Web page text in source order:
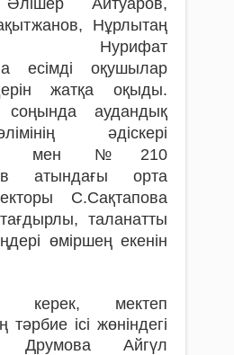
Нұрлытаң
Нурифат
есімді оқушылар
жатқа оқыды.
аудандық
әдіскері
мен №210
атындағы орта
С.Сақтапова
таланатты
өміршең екенін
керек, мектеп
ісі жөніндегі
Друмова Айгүл